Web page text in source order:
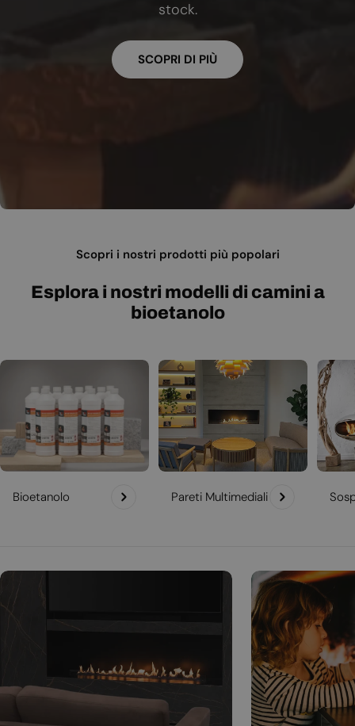
stock.
SCOPRI DI PIÙ
Scopri i nostri prodotti più popolari
Esplora i nostri modelli di camini a
bioetanolo
Bioetanolo Pareti Multimediali